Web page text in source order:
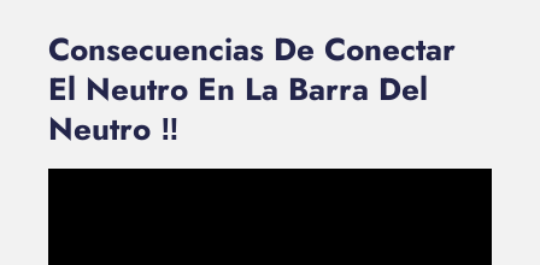
Consecuencias De Conectar
El Neutro En La Barra Del
Neutro ‼️